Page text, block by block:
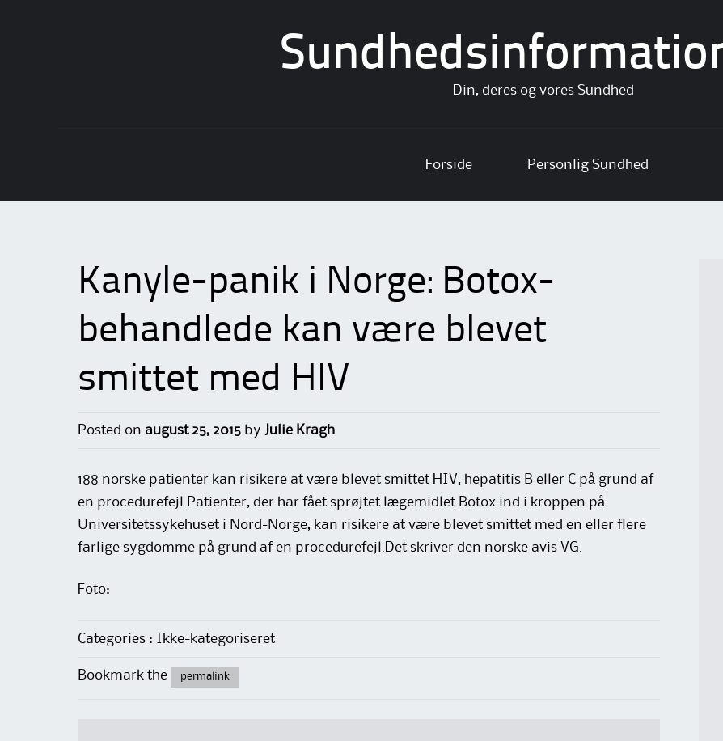
Din, deres og vores Sundhed
content
Forside Personlig Sundhed
Kanyle-panik i Norge: Botox-
behandlede kan være blevet
smittet med HIV
Posted on august 25, 2015 by Julie Kragh
188 norske patienter kan risikere at være blevet smittet HIV, hepatitis B eller C på grund af
en procedurefejl.Patienter, der har fået sprøjtet lægemidlet Botox ind i kroppen på
Universitetssykehuset i Nord-Norge, kan risikere at være blevet smittet med en eller flere
farlige sygdomme på grund af en procedurefejl.Det skriver den norske avis VG.
Foto:
Categories : Ikke-kategoriseret
Bookmark the permalink